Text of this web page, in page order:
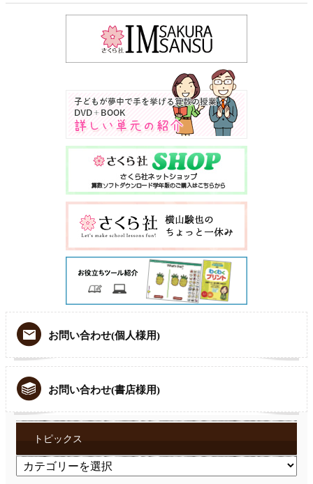
お問い合わせ(個人様用)
お問い合わせ(書店様用)
トピックス
ト